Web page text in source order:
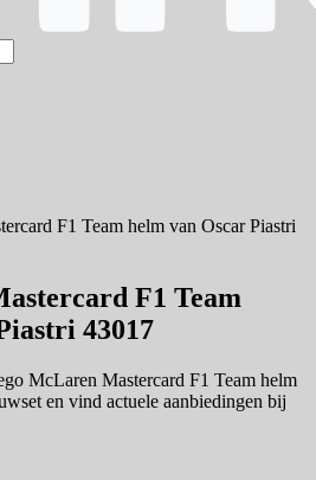
F1 Team helm van Oscar Piastri
F1 Team
43017
McLaren Mastercard F1 Team helm
en vind actuele aanbiedingen bij